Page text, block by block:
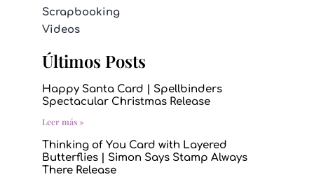
Scrapbooking
Videos
Últimos Posts
Happy Santa Card | Spellbinders
Spectacular Christmas Release
Leer más »
Thinking of You Card with Layered
Butterflies | Simon Says Stamp Always
There Release